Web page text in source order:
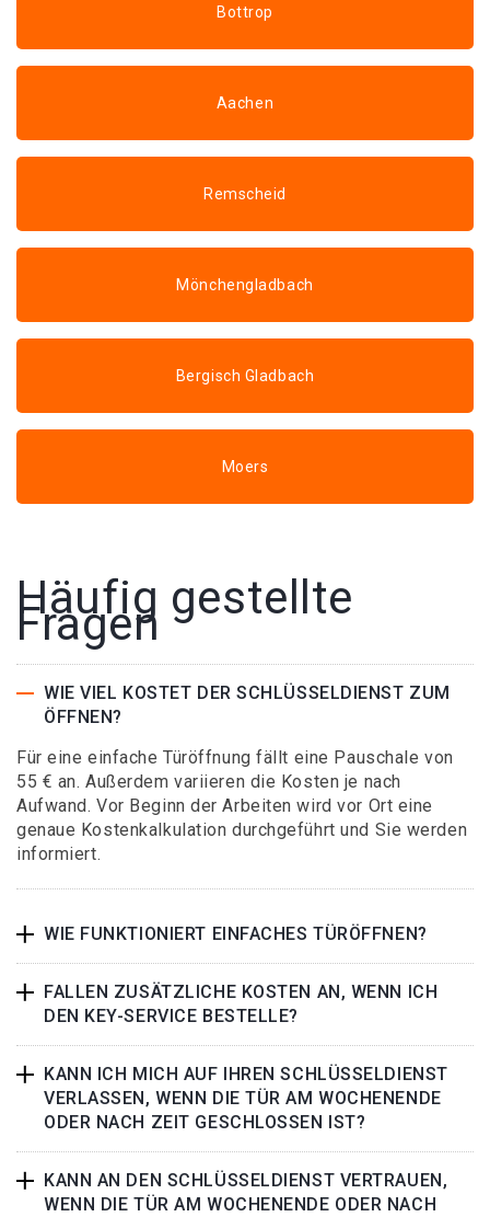
Bottrop
Aachen
Remscheid
Mönchengladbach
Bergisch Gladbach
Moers
Häufig gestellte
Fragen
WIE VIEL KOSTET DER SCHLÜSSELDIENST ZUM
ÖFFNEN?
Für eine einfache Türöffnung fällt eine Pauschale von
55 € an. Außerdem variieren die Kosten je nach
Aufwand. Vor Beginn der Arbeiten wird vor Ort eine
genaue Kostenkalkulation durchgeführt und Sie werden
informiert.
WIE FUNKTIONIERT EINFACHES TÜRÖFFNEN?
FALLEN ZUSÄTZLICHE KOSTEN AN, WENN ICH
DEN KEY-SERVICE BESTELLE?
KANN ICH MICH AUF IHREN SCHLÜSSELDIENST
VERLASSEN, WENN DIE TÜR AM WOCHENENDE
ODER NACH ZEIT GESCHLOSSEN IST?
KANN AN DEN SCHLÜSSELDIENST VERTRAUEN,
WENN DIE TÜR AM WOCHENENDE ODER NACH